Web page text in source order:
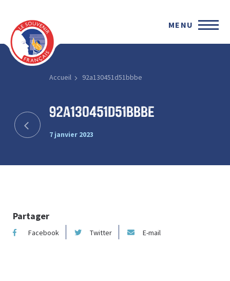
MENU
Accueil 92a130451d51bbbe
92a130451d51bbbe
7 janvier 2023
Partager
Facebook Twitter E-mail